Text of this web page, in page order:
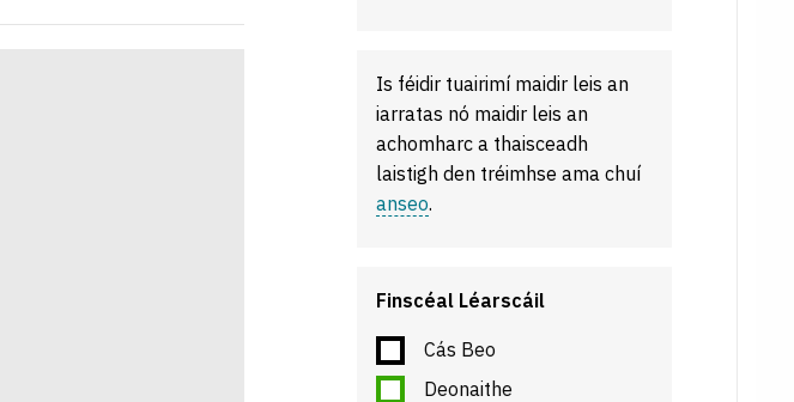
Is féidir tuairimí maidir leis an
iarratas nó maidir leis an
achomharc a thaisceadh
laistigh den tréimhse ama chuí
anseo.
Finscéal Léarscáil
Cás Beo
Deonaithe